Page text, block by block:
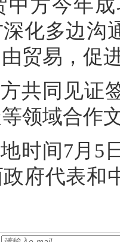
中方今年
化多边沟
贸易，促
共同见证
领域合作
时间7月5
府代表和